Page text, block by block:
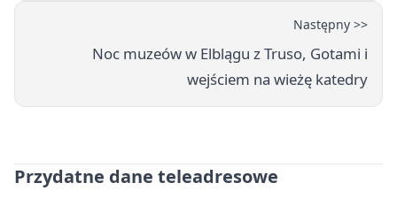
Następny >>
Noc muzeów w Elblągu z Truso, Gotami i
wejściem na wieżę katedry
Przydatne dane teleadresowe